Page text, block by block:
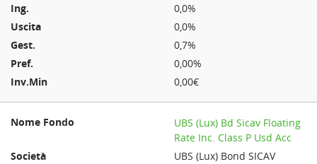
0,0%
0,0%
0,7%
0,00%
0,00€
UBS (Lux) Bd Sicav Floating
Rate Inc. Class P Usd Acc
UBS (Lux) Bond SICAV